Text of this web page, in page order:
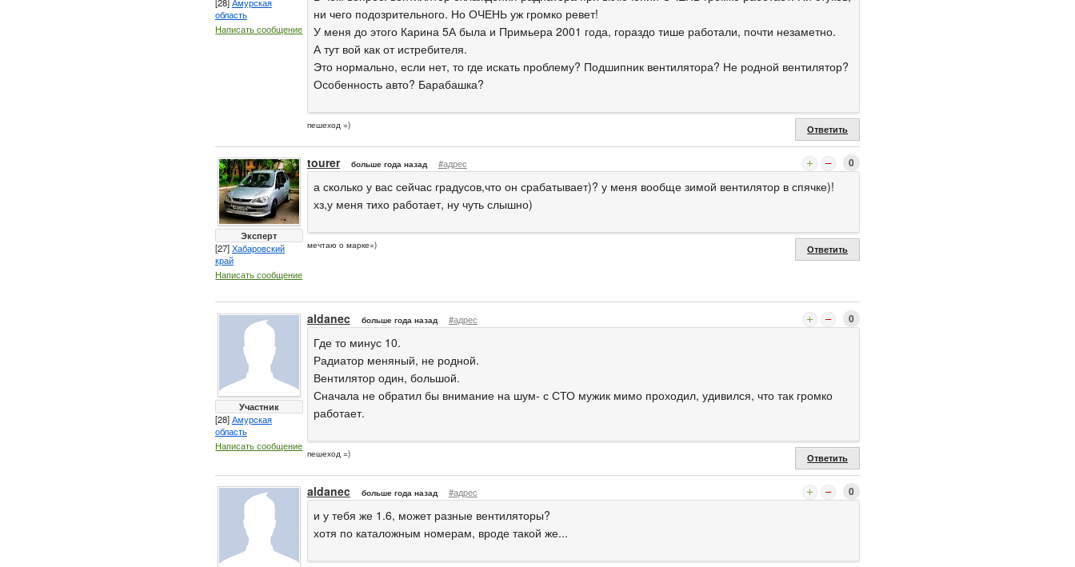
область
Написать сообщение
ни чего подозрительного. Но ОЧЕНЬ уж громко ревет!
У меня до этого Карина 5А была и Примьера 2001 года, гораздо тише работали, почти незаметно.
А тут вой как от истребителя.
Это нормально, если нет, то где искать проблему? Подшипник вентилятора? Не родной вентилятор?
Особенность авто? Барабашка?
пешеход =) Ответить
Эксперт
[27]Хабаровский
край
Написать сообщение
tourer больше года назад #адрес 0
а сколько у вас сейчас градусов,что он срабатывает)? у меня вообще зимой вентилятор в спячке)!
хз,у меня тихо работает, ну чуть слышно)
мечтаю о марке=) Ответить
Участник
[28]Амурская
область
Написать сообщение
aldanec больше года назад #адрес 0
Где то минус 10.
Радиатор меняный, не родной.
Вентилятор один, большой.
Сначала не обратил бы внимание на шум- с СТО мужик мимо проходил, удивился, что так громко
работает.
пешеход =) Ответить
aldanec больше года назад #адрес 0
и у тебя же 1.6, может разные вентиляторы?
хотя по каталожным номерам, вроде такой же...